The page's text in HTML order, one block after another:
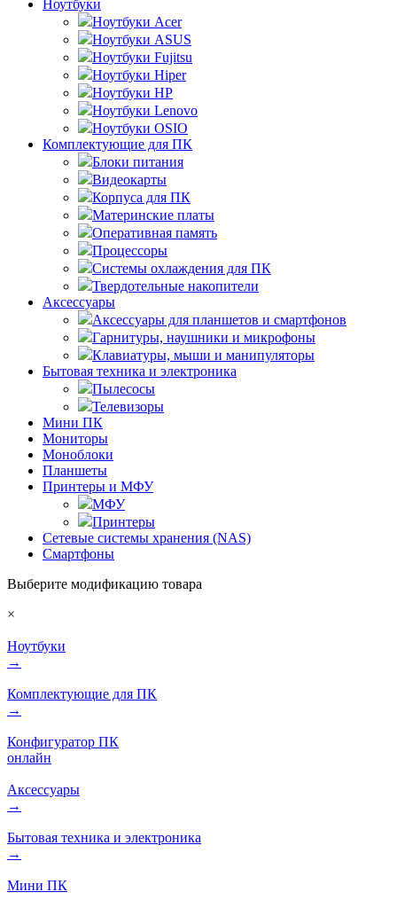
Ноутбуки
Ноутбуки Acer
Ноутбуки ASUS
Ноутбуки Fujitsu
Ноутбуки Hiper
Ноутбуки HP
Ноутбуки Lenovo
Ноутбуки OSIO
Комплектующие для ПК
Блоки питания
Видеокарты
Корпуса для ПК
Материнские платы
Оперативная память
Процессоры
Системы охлаждения для ПК
Твердотельные накопители
Аксессуары
Аксессуары для планшетов и смартфонов
Гарнитуры, наушники и микрофоны
Клавиатуры, мыши и манипуляторы
Бытовая техника и электроника
Пылесосы
Телевизоры
Мини ПК
Мониторы
Моноблоки
Планшеты
Принтеры и МФУ
МФУ
Принтеры
Сетевые системы хранения (NAS)
Смартфоны
Выберите модификацию товара
×
Ноутбуки
→
Комплектующие для ПК
→
Конфигуратор ПК
онлайн
Аксессуары
→
Бытовая техника и электроника
→
Мини ПК